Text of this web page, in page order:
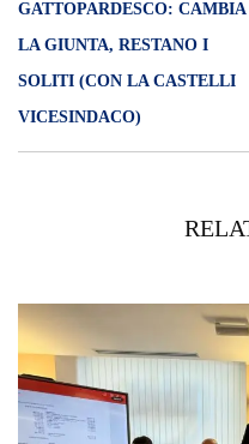
GATTOPARDESCO: CAMBIA
LA GIUNTA, RESTANO I
SOLITI (CON LA CASTELLI
VICESINDACO)